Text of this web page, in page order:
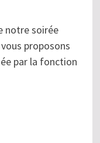
notre soirée
proposons
par la fonction